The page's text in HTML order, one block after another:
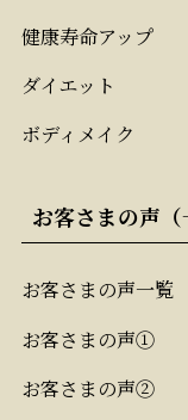
健康寿命アップ
ダイエット
ボディメイク
お客さまの声（
お客さまの声一覧
お客さまの声①
お客さまの声②